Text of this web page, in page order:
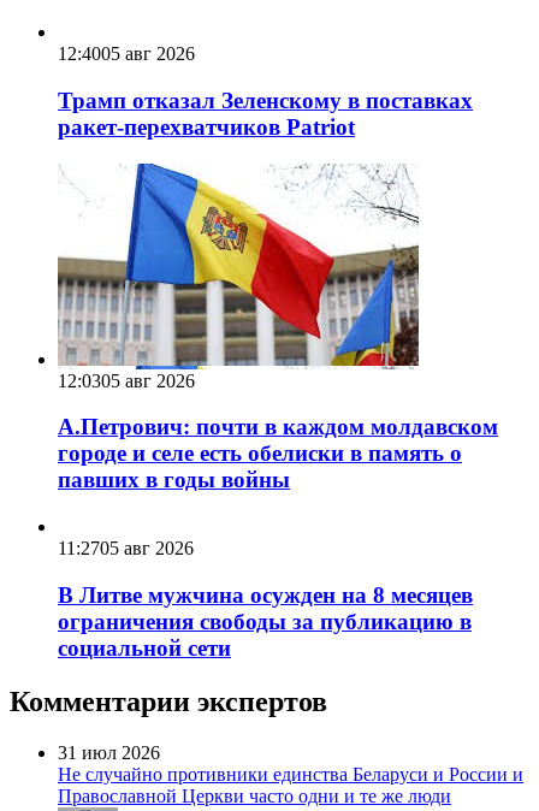
12:4005 авг 2026
Трамп отказал Зеленскому в поставках
ракет-перехватчиков Patriot
12:0305 авг 2026
А.Петрович: почти в каждом молдавском
городе и селе есть обелиски в память о
павших в годы войны
11:2705 авг 2026
В Литве мужчина осужден на 8 месяцев
ограничения свободы за публикацию в
социальной сети
Комментарии экспертов
31 июл 2026
Не случайно противники единства Беларуси и России и
Православной Церкви часто одни и те же люди